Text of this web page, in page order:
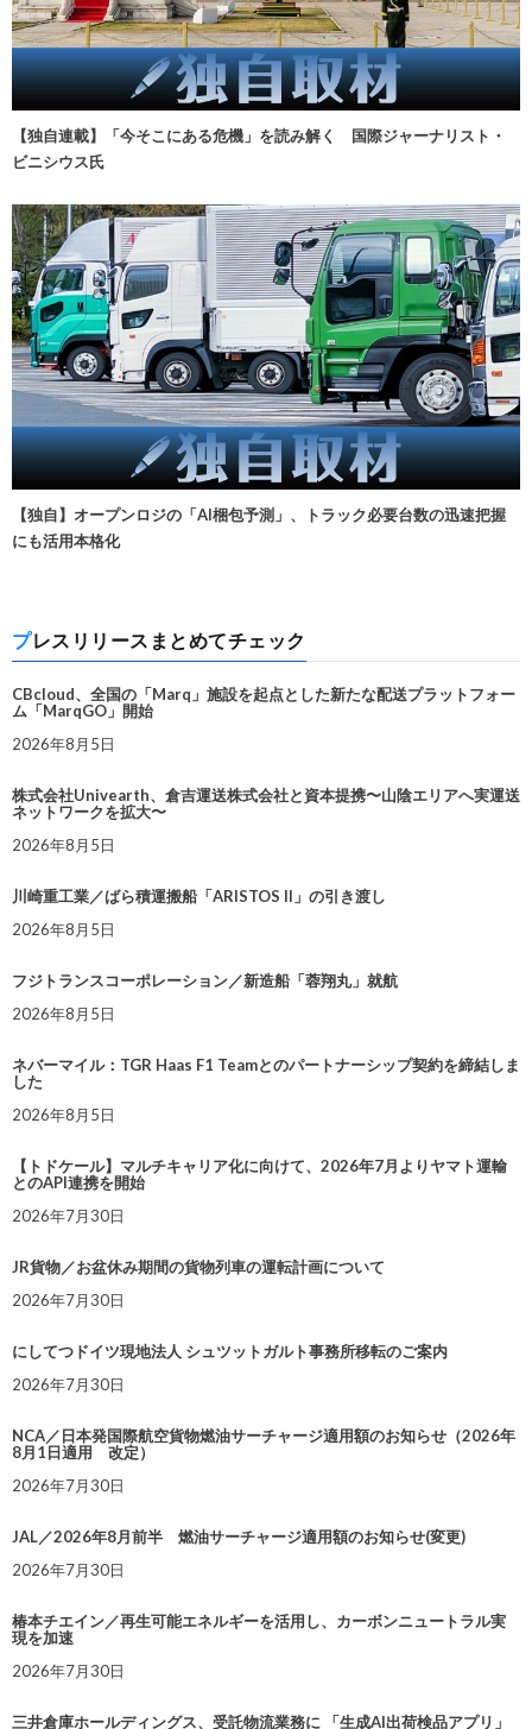
【独自連載】「今そこにある危機」を読み解く 国際ジャーナリスト・
ビニシウス氏
【独自】オープンロジの「AI梱包予測」、トラック必要台数の迅速把握
にも活用本格化
プレスリリースまとめてチェック
CBcloud、全国の「Marq」施設を起点とした新たな配送プラットフォー
ム「MarqGO」開始
2026年8月5日
株式会社Univearth、倉吉運送株式会社と資本提携〜山陰エリアへ実運送
ネットワークを拡大〜
2026年8月5日
川崎重工業／ばら積運搬船「ARISTOS II」の引き渡し
2026年8月5日
フジトランスコーポレーション／新造船「蓉翔丸」就航
2026年8月5日
ネバーマイル：TGR Haas F1 Teamとのパートナーシップ契約を締結しま
した
2026年8月5日
【トドケール】マルチキャリア化に向けて、2026年7月よりヤマト運輸
とのAPI連携を開始
2026年7月30日
JR貨物／お盆休み期間の貨物列車の運転計画について
2026年7月30日
にしてつドイツ現地法人 シュツットガルト事務所移転のご案内
2026年7月30日
NCA／日本発国際航空貨物燃油サーチャージ適用額のお知らせ（2026年
8月1日適用 改定）
2026年7月30日
JAL／2026年8月前半 燃油サーチャージ適用額のお知らせ(変更)
2026年7月30日
椿本チエイン／再生可能エネルギーを活用し、カーボンニュートラル実
現を加速
2026年7月30日
三井倉庫ホールディングス、受託物流業務に 「生成AI出荷検品アプリ」